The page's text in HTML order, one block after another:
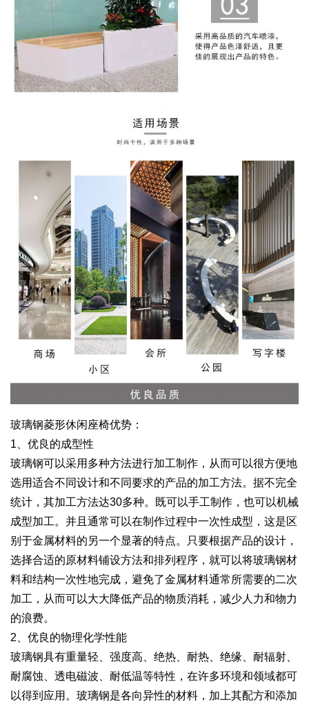
玻璃钢菱形休闲座椅优势：
1、优良的成型性
玻璃钢可以采用多种方法进行加工制作，从而可以很方便地
选用适合不同设计和不同要求的产品的加工方法。据不完全
统计，其加工方法达30多种。既可以手工制作，也可以机械
成型加工。并且通常可以在制作过程中一次性成型，这是区
别于金属材料的另一个显著的特点。只要根据产品的设计，
选择合适的原材料铺设方法和排列程序，就可以将玻璃钢材
料和结构一次性地完成，避免了金属材料通常所需要的二次
加工，从而可以大大降低产品的物质消耗，减少人力和物力
的浪费。
2、优良的物理化学性能
玻璃钢具有重量轻、强度高、绝热、耐热、绝缘、耐辐射、
耐腐蚀、透电磁波、耐低温等特性，在许多环境和领域都可
以得到应用。玻璃钢是各向异性的材料，加上其配方和添加